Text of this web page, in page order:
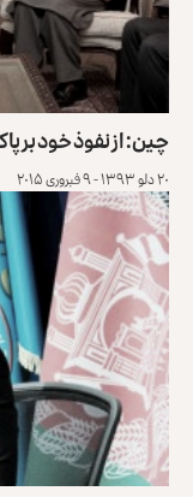
چین: از نفوذ خود
۲۰ دلو ۱۳۹۳ - ۹ فبروری ۲۰۱۵